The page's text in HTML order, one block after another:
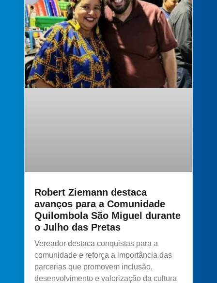
Robert Ziemann destaca
avanços para a Comunidade
Quilombola São Miguel durante
o Julho das Pretas
Vereador destaca conquistas para a
comunidade e reforça a importância das
parcerias que promovem inclusão,
desenvolvimento e valorização da cultura